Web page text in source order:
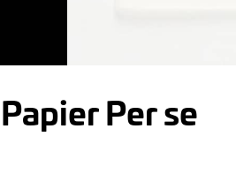
Papier Per se